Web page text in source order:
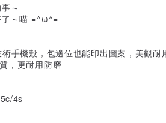
～
了～喵 =^ω^=
手機殼，包邊位也能印出圖案，美觀耐
，更耐用防磨
4s